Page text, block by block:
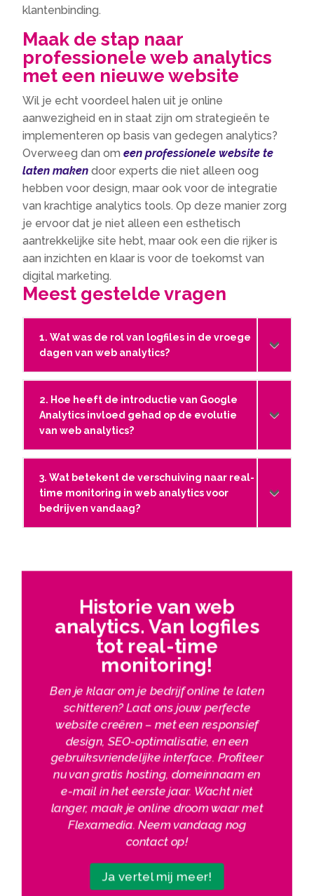
klantenbinding.
Maak de stap naar
professionele web analytics
met een nieuwe website
Wil je echt voordeel halen uit je online
aanwezigheid en in staat zijn om strategieën te
implementeren op basis van gedegen analytics?
Overweeg dan omeen professionele website te
laten maken door experts die niet alleen oog
hebben voor design, maar ook voor de integratie
van krachtige analytics tools. Op deze manier zorg
je ervoor dat je niet alleen een esthetisch
aantrekkelijke site hebt, maar ook een die rijker is
aan inzichten en klaar is voor de toekomst van
digital marketing.
Meest gestelde vragen
1. Wat was de rol van logfiles in de vroege
dagen van web analytics?
2. Hoe heeft de introductie van Google
Analytics invloed gehad op de evolutie
van web analytics?
3. Wat betekent de verschuiving naar real-
time monitoring in web analytics voor
bedrijven vandaag?
Historie van web
analytics.​ Van logfiles
tot real-time
monitoring!
Ben je klaar om je bedrijf online te laten
schitteren? Laat ons jouw perfecte
website creëren – met een responsief
design, SEO-optimalisatie, en een
gebruiksvriendelijke interface. Profiteer
nu van gratis hosting, domeinnaam en
e-mail in het eerste jaar. Wacht niet
langer, maak je online droom waar met
Flexamedia. Neem vandaag nog
contact op!
Ja vertel mij meer!